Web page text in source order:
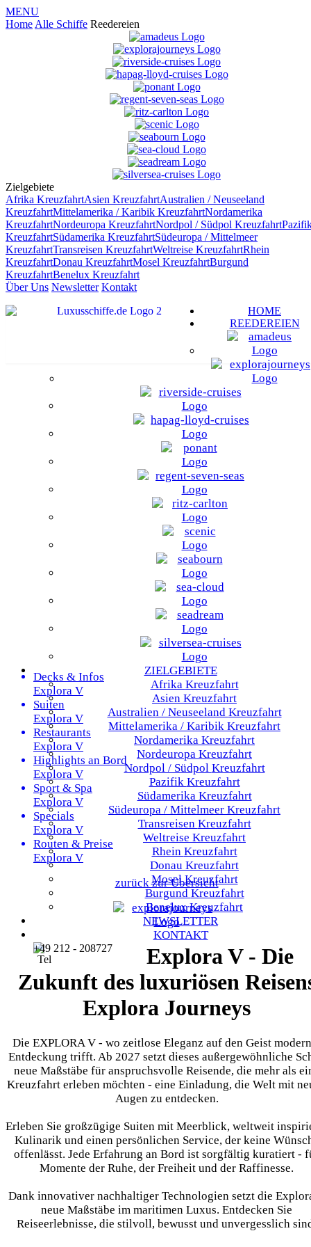
MENU
Home Alle Schiffe Reedereien
Zielgebiete
Afrika KreuzfahrtAsien KreuzfahrtAustralien / Neuseeland
KreuzfahrtMittelamerika / Karibik KreuzfahrtNordamerika
KreuzfahrtNordeuropa KreuzfahrtNordpol / Südpol Kreuzfahrt
KreuzfahrtSüdamerika KreuzfahrtSüdeuropa / Mittelmeer
KreuzfahrtTransreisen KreuzfahrtWeltreise KreuzfahrtRhein
KreuzfahrtDonau KreuzfahrtMosel KreuzfahrtBurgund
KreuzfahrtBenelux Kreuzfahrt
Über Uns Newsletter Kontakt
HOME
REEDEREIEN
ZIELGEBIETE
Afrika Kreuzfahrt
Asien Kreuzfahrt
Australien / Neuseeland Kreuzfahrt
Mittelamerika / Karibik Kreuzfahrt
Nordamerika Kreuzfahrt
Nordeuropa Kreuzfahrt
Nordpol / Südpol Kreuzfahrt
Pazifik Kreuzfahrt
Südamerika Kreuzfahrt
Südeuropa / Mittelmeer Kreuzfahrt
Transreisen Kreuzfahrt
Weltreise Kreuzfahrt
Rhein Kreuzfahrt
Donau Kreuzfahrt
MoselKreuzfahrt
Burgund Kreuzfahrt
BeneluxKreuzfahrt
NEWSLETTER
KONTAKT
+49 212 - 208727
Decks & Infos
Explora V
Suiten
Explora V
Restaurants
Explora V
Highlights an Bord
Explora V
Sport & Spa
Explora V
Specials
Explora V
Routen & Preise
Explora V
zurück zur Übersicht
Explora V - Die
Zukunft des luxuriösen
Explora Journeys
Die EXPLORA V - wo zeitlose Eleganz auf den Geist
Entdeckung trifft. Ab 2027 setzt dieses außergewöhnliche
neue Maßstäbe für anspruchsvolle Reisende, die mehr als
Kreuzfahrt erleben möchten - eine Einladung, die Welt mit
Augen zu entdecken.
Erleben Sie großzügige Suiten mit Meerblick, weltweit
Kulinarik und einen persönlichen Service, der keine
offenlässt. Jede Erfahrung an Bord ist sorgfältig kuratiert -
Momente der Ruhe, der Freiheit und der Raffinesse.
Dank innovativer nachhaltiger Technologien setzt die
neue Maßstäbe im maritimen Luxus. Entdecken Sie
Reiseerlebnisse, die stilvoll, bewusst und unvergesslich